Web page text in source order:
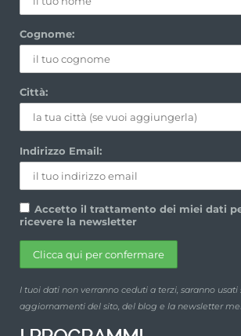
Cognome:
Città:
Indirizzo Email:
Accetto il trattamento dei miei dati
ricevere la newsletter
I tuoi dati non verranno ceduti a terzi, saranno
aggiornamenti del sito, del blog e la newsletter